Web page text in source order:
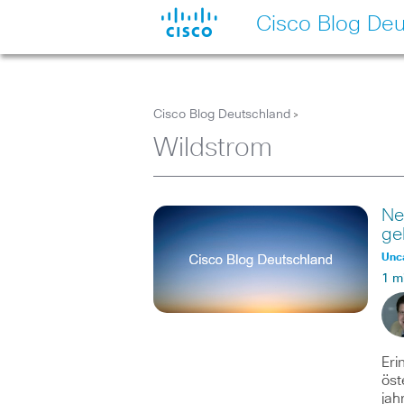
Cisco Blog
Cisco Blog Deutschland >
Wildstrom
1